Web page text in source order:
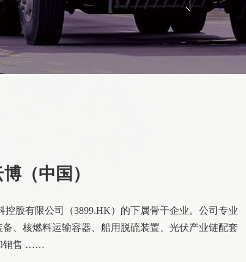
（中国）
控股有限公司（3899.HK）的下属骨干企业。公司专业
、核燃料运输容器、船用脱硫装置、光伏产业链配套
销售 ……